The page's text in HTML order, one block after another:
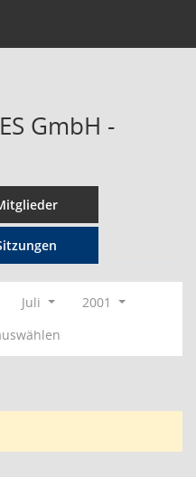
GmbH -
Juli
2001